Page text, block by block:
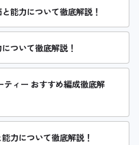
能力について徹底解説！
ついて徹底解説！
ティー おすすめ編成徹底解
力について徹底解説！